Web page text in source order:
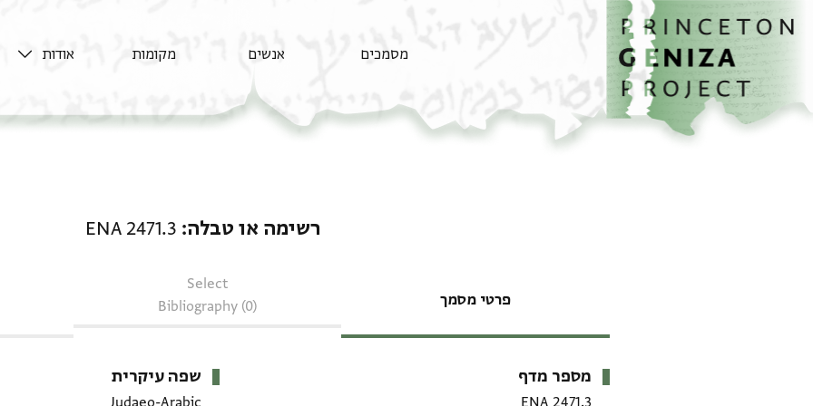
דילוג לתוכן
דף הבית
מסמכים אנשים מקומות אודות
רשימה או טבלה ENA 2471.3
פרטי מסמך
Select
Bibliography (0)
מטא-דאטא
מספר מדף שפה עיקרית